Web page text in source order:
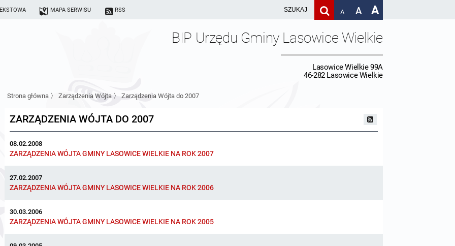
MAPA SERWISU RSS A A A
BIP Urzędu Gminy Lasowice Wielkie
Lasowice Wielkie 99A
46-282 Lasowice Wielkie
Strona główna 〉 Zarządzenia Wójta 〉 Zarządzenia Wójta do 2007
ZARZĄDZENIA WÓJTA DO 2007
08.02.2008
ZARZĄDZENIA WÓJTA GMINY LASOWICE WIELKIE NA ROK 2007
27.02.2007
ZARZĄDZENIA WÓJTA GMINY LASOWICE WIELKIE NA ROK 2006
30.03.2006
ZARZĄDZENIA WÓJTA GMINY LASOWICE WIELKIE NA ROK 2005